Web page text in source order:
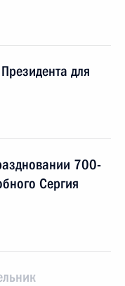
для
700-
Сергия